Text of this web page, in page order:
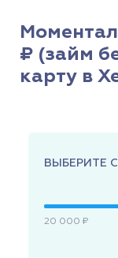
₽ (займ
карту в
ВЫБЕРИТЕ
20 000 ₽